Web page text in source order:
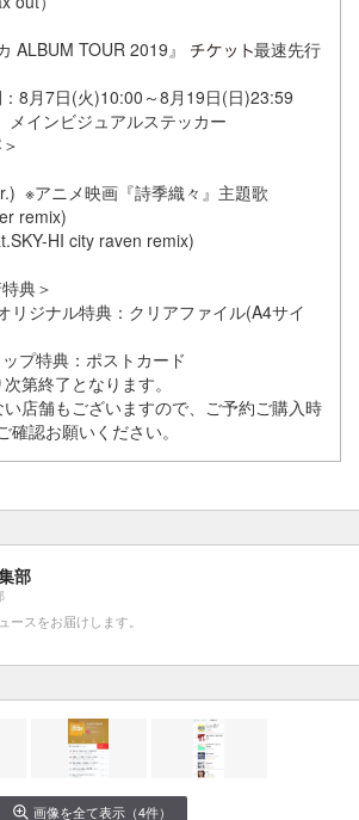
ALBUM TOUR 2019』
最速先行
8月7日(火)10:00～8月19日(日)23:59
インビジュアルステッカー
※アニメ映画『詩季織々』主題歌
remix)
HI city raven remix)
典＞
リジナル特典：クリアファイル(A4サイ
プ特典：ポストカード
第終了となります。
店舗もございますので、ご予約ご購入時
確認お願いください。
部
ースをお届けします。
画像を全て表示（4件）